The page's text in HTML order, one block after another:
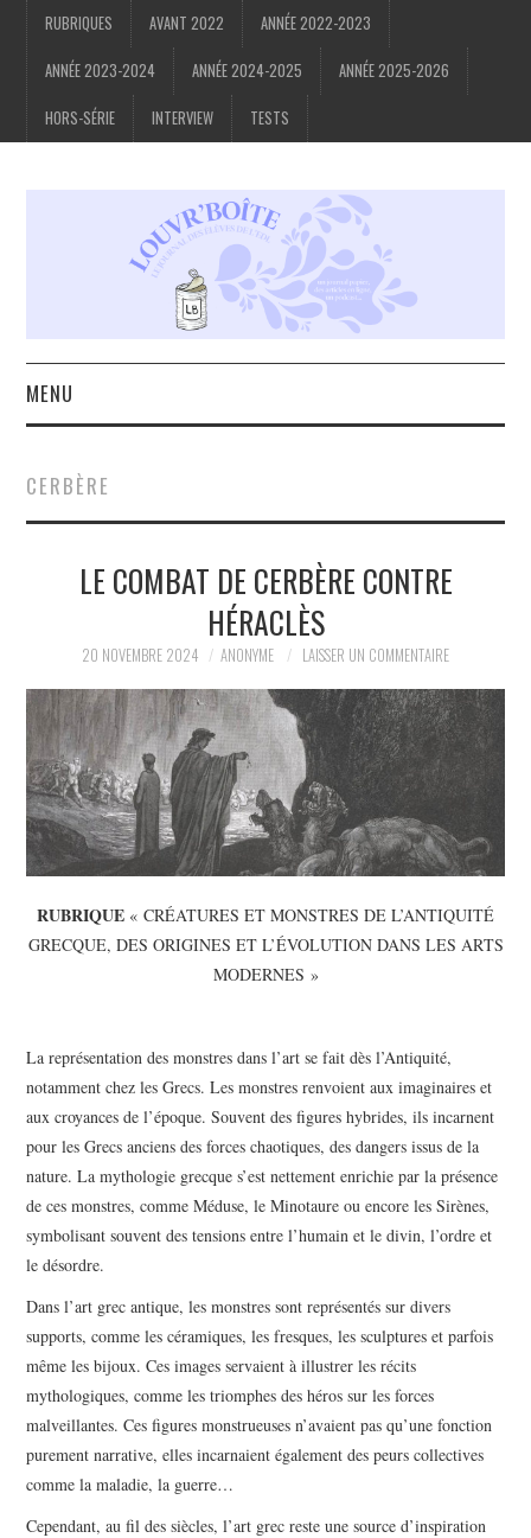
RUBRIQUES AVANT 2022 ANNÉE 2022-2023
ANNÉE 2023-2024 ANNÉE 2024-2025 ANNÉE 2025-2026
HORS-SÉRIE INTERVIEW TESTS
MENU
LA RÉDACTION
CERBÈRE
LE COMBAT DE CERBÈRE CONTRE
HÉRACLÈS
20 NOVEMBRE 2024 ANONYME LAISSER UN COMMENTAIRE
RUBRIQUE « CRÉATURES ET MONSTRES DE L’ANTIQUITÉ
GRECQUE, DES ORIGINES ET L’ÉVOLUTION DANS LES ARTS
MODERNES »
La représentation des monstres dans l’art se fait dès l’Antiquité,
notamment chez les Grecs. Les monstres renvoient aux imaginaires et
aux croyances de l’époque. Souvent des figures hybrides, ils incarnent
pour les Grecs anciens des forces chaotiques, des dangers issus de la
nature. La mythologie grecque s’est nettement enrichie par la présence
de ces monstres, comme Méduse, le Minotaure ou encore les Sirènes,
symbolisant souvent des tensions entre l’humain et le divin, l’ordre et
le désordre.
Dans l’art grec antique, les monstres sont représentés sur divers
supports, comme les céramiques, les fresques, les sculptures et parfois
même les bijoux. Ces images servaient à illustrer les récits
mythologiques, comme les triomphes des héros sur les forces
malveillantes. Ces figures monstrueuses n’avaient pas qu’une fonction
purement narrative, elles incarnaient également des peurs collectives
comme la maladie, la guerre…
Cependant, au fil des siècles, l’art grec reste une source d’inspiration